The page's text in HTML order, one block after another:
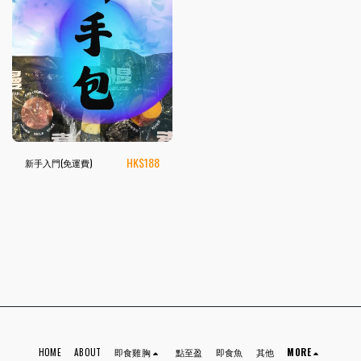
新手入門(免運費) HK$188
HOME ABOUT 即食雞胸 點至盈 即食魚 其他 MORE